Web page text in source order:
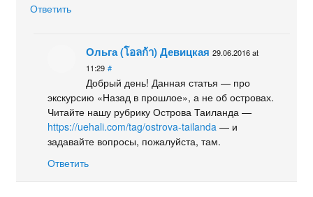
Ответить
Ольга (โอลก้า) Девицкая 29.06.2016 at
11:29 #
Добрый день! Данная статья — про
экскурсию «Назад в прошлое», а не об островах.
Читайте нашу рубрику Острова Таиланда —
https://uehali.com/tag/ostrova-tailanda — и
задавайте вопросы, пожалуйста, там.
Ответить